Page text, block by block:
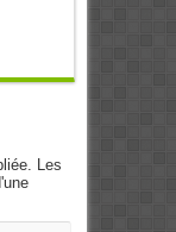
Les